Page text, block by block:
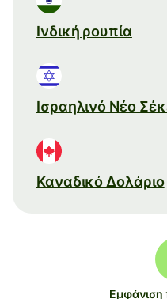
Ινδική ρουπία
Ισραηλινό Νέο
Καναδικό Δολάριο
Εμφάνιση